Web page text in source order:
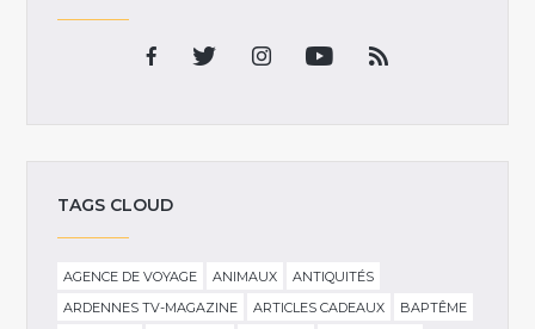
TAGS CLOUD
AGENCE DE VOYAGE ANIMAUX
ANTIQUITÉS
ARDENNES TV-MAGAZINE
ARTICLES CADEAUX
BAPTÊME